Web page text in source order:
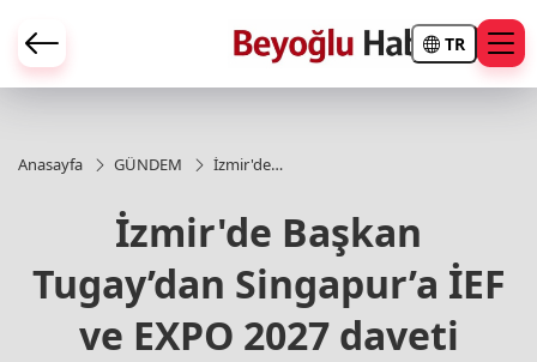
TR
Anasayfa GÜNDEM
İzmir'de
Singapur’a
İEF ve
EXPO
2027
İzmir'de Başkan
Tugay’dan Singapur’a İEF
ve EXPO 2027 daveti